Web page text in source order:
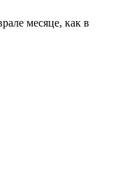
месяце, как в